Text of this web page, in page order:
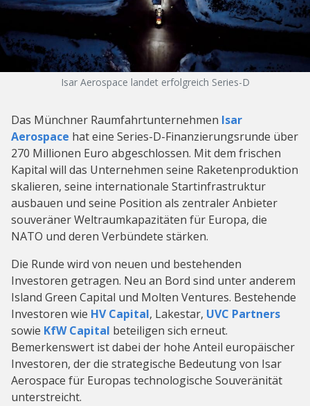
Isar Aerospace landet erfolgreich Series-D
Das Münchner Raumfahrtunternehmen Isar
Aerospace hat eine Series-D-Finanzierungsrunde über
270 Millionen Euro abgeschlossen. Mit dem frischen
Kapital will das Unternehmen seine Raketenproduktion
skalieren, seine internationale Startinfrastruktur
ausbauen und seine Position als zentraler Anbieter
souveräner Weltraumkapazitäten für Europa, die
NATO und deren Verbündete stärken.
Die Runde wird von neuen und bestehenden
Investoren getragen. Neu an Bord sind unter anderem
Island Green Capital und Molten Ventures. Bestehende
Investoren wie HV Capital, Lakestar, UVC Partners
sowie KfW Capital beteiligen sich erneut.
Bemerkenswert ist dabei der hohe Anteil europäischer
Investoren, der die strategische Bedeutung von Isar
Aerospace für Europas technologische Souveränität
unterstreicht.